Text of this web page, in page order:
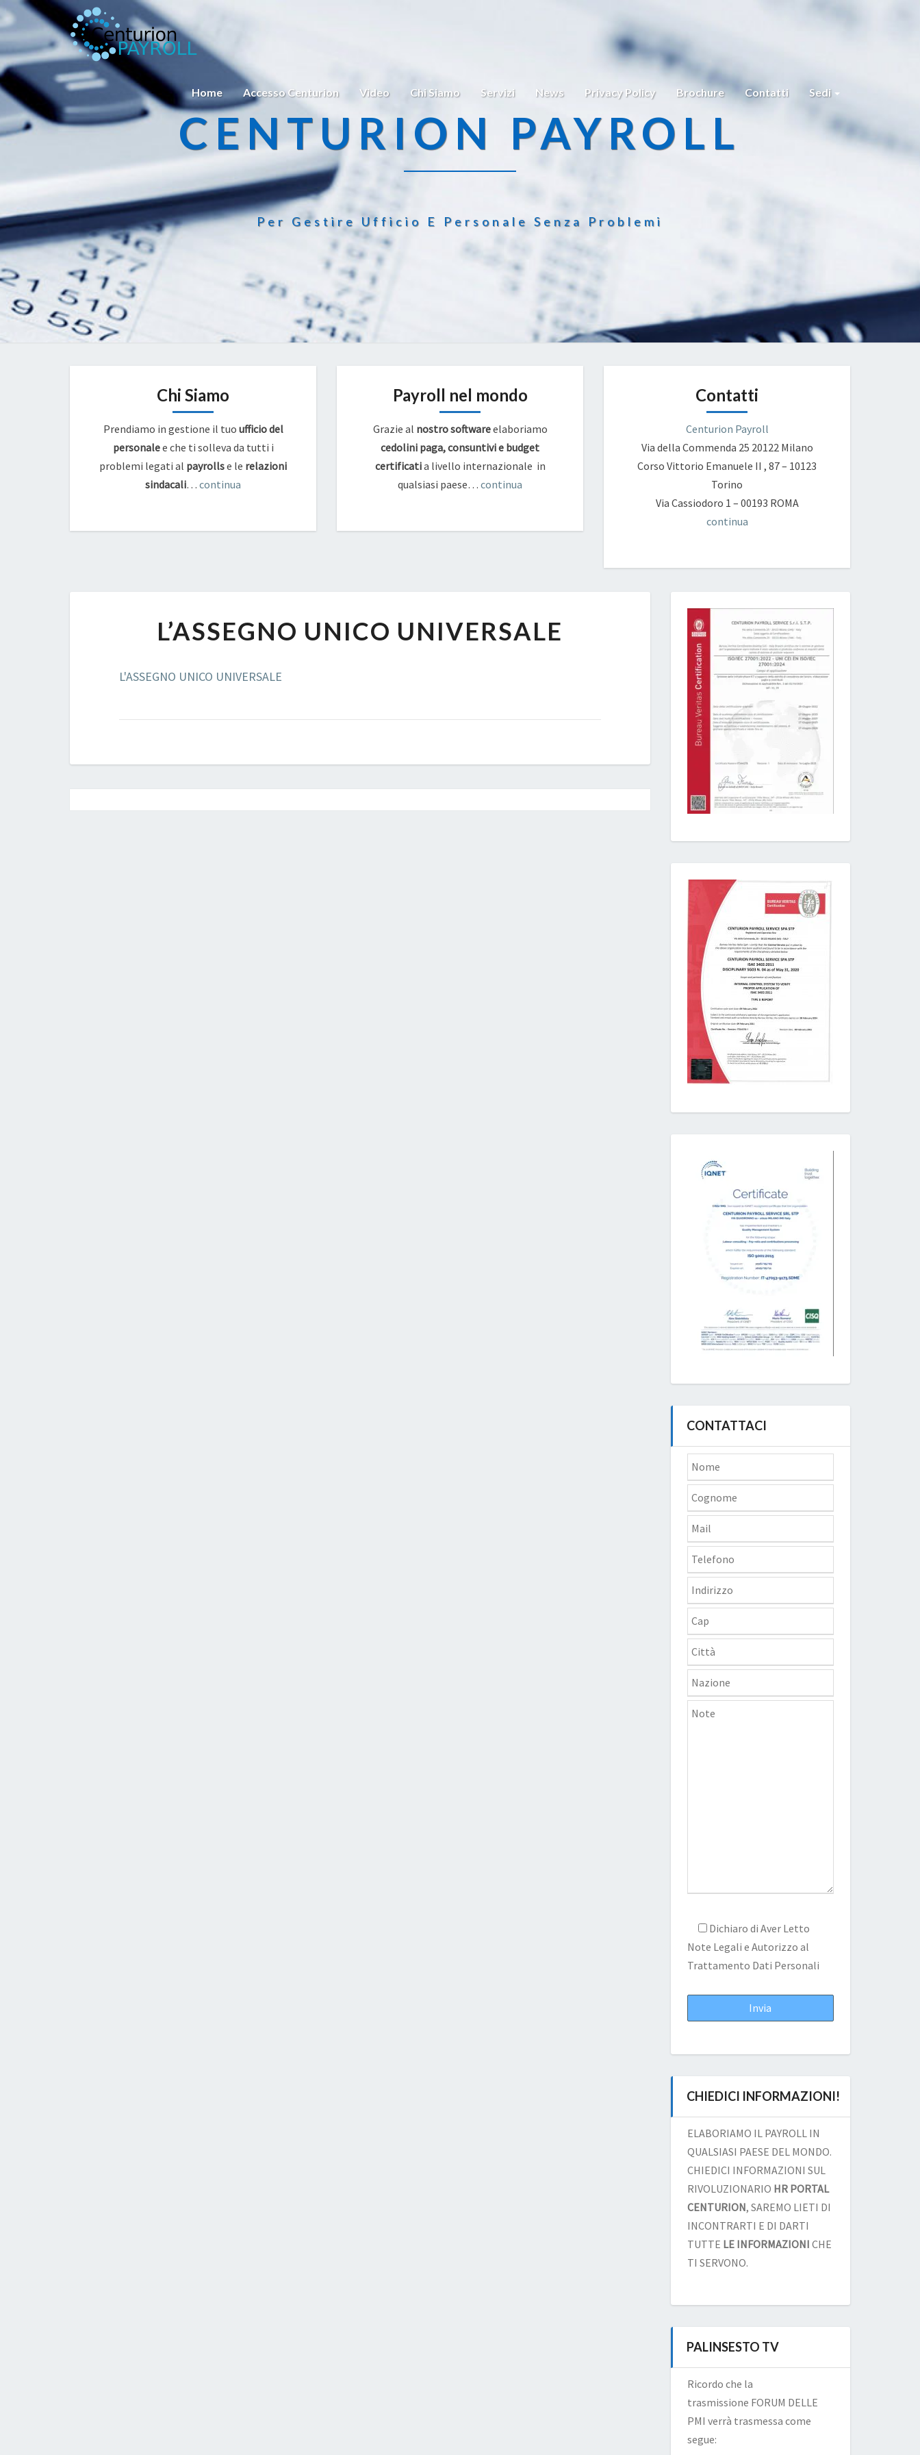
Home Accesso Centurion Video Chi Siamo Servizi News Privacy Policy Brochure Contatti Sedi
CENTURION PAYROLL
Per Gestire Ufficio E Personale Senza Problemi
Chi Siamo
Prendiamo in gestione il tuo ufficio del
personalee che ti solleva da tutti i
problemi legati al payrollse le relazioni
sindacali… continua
Payroll nel mondo
Grazie al nostro softwareelaboriamo
cedolini paga, consuntivi e budget
certificatia livello internazionale in
qualsiasi paese… continua
Contatti
Centurion Payroll
Via della Commenda 25 20122 Milano
Corso Vittorio Emanuele II , 87 – 10123
Torino
Via Cassiodoro 1 – 00193 ROMA
continua
UNICO
L’ASSEGNO UNICO UNIVERSALE
L'ASSEGNO UNICO UNIVERSALE
CONTATTACI
Dichiaro di Aver Letto
Note Legali e Autorizzo al
Trattamento Dati Personali
CHIEDICI INFORMAZIONI!
ELABORIAMO IL PAYROLL IN
QUALSIASI PAESE DEL MONDO.
CHIEDICI INFORMAZIONI SUL
RIVOLUZIONARIO HR PORTAL
CENTURION, SAREMO LIETI DI
INCONTRARTI E DI DARTI
TUTTE LE INFORMAZIONI CHE
TI SERVONO.
PALINSESTO TV
Ricordo che la
trasmissione FORUM DELLE
PMI verrà trasmessa come
segue: